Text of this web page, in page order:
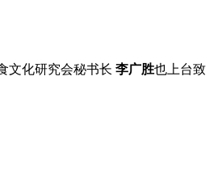
文化研究会秘书长 李广胜也上台致